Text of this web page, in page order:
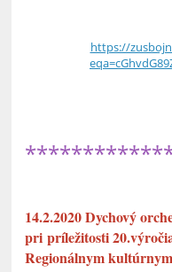
https://
14.2.2020 Dychový
pri príležitosti
Regionálnym